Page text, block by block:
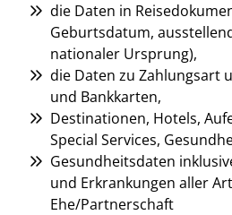
die Daten in
Geburtsdatum,
nationaler Ursprung),
die Daten zu Zahlungsart
und Bankkarten,
Destinationen, Hotels,
Special Services,
Gesundheitsdaten
und Erkrankungen aller
Ehe/Partnerschaft